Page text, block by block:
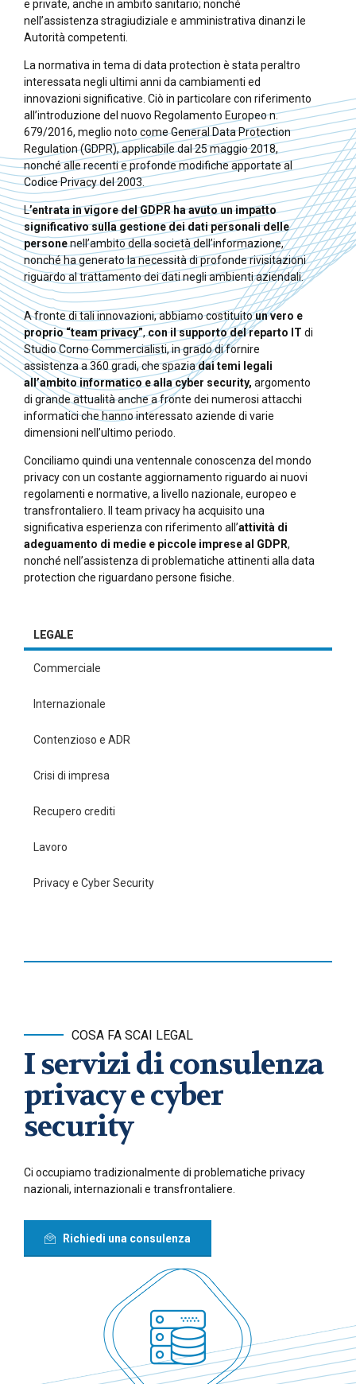
e private, anche in ambito sanitario; nonché
nell’assistenza stragiudiziale e amministrativa dinanzi le
Autorità competenti.
La normativa in tema di data protection è stata peraltro
interessata negli ultimi anni da cambiamenti ed
innovazioni significative. Ciò in particolare con riferimento
all’introduzione del nuovo Regolamento Europeo n.
679/2016, meglio noto come General Data Protection
Regulation (GDPR), applicabile dal 25 maggio 2018,
nonché alle recenti e profonde modifiche apportate al
Codice Privacy del 2003.
L’entrata in vigore del GDPR ha avuto un impatto
significativo sulla gestione dei dati personali delle
personenell’ambito della società dell’informazione,
nonché ha generato la necessità di profonde rivisitazioni
riguardo al trattamento dei dati negli ambienti aziendali.
A fronte di tali innovazioni, abbiamo costituitoun vero e
proprio “team privacy”,con il supporto del reparto IT di
Studio Corno Commercialisti, in grado di fornire
assistenza a 360 gradi, che spaziadai temi legali
all’ambito informatico e alla cyber security, argomento
di grande attualità anche a fronte dei numerosi attacchi
informatici che hanno interessato aziende di varie
dimensioni nell’ultimo periodo.
Conciliamo quindi una ventennale conoscenza del mondo
privacy con un costante aggiornamento riguardo ai nuovi
regolamenti e normative, a livello nazionale, europeo e
transfrontaliero. Il team privacy ha acquisito una
significativa esperienza con riferimento all’attività di
adeguamento di medie e piccole imprese al GDPR,
nonché nell’assistenza di problematiche attinenti alla data
protection che riguardano persone fisiche.
LEGALE
Commerciale
Internazionale
Contenzioso e ADR
Crisi di impresa
Recupero crediti
Lavoro
Privacy e Cyber Security
COSA FA SCAI LEGAL
I servizi di consulenza
privacy e cyber
security
Ci occupiamo tradizionalmente di problematiche privacy
nazionali, internazionali e transfrontaliere.
Richiedi una consulenza